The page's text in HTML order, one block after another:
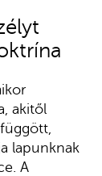
akitől
lapunknak
A